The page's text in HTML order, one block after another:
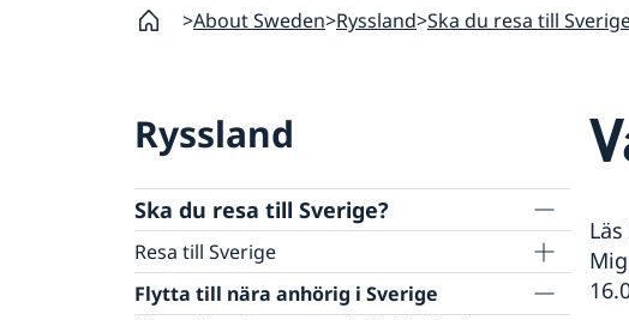
About Sweden Ryssland Ska du resa till
Ryssland
Ska du resa till Sverige?
Resa till Sverige
Basfakta
Söka visum
Flytta till nära anhörig i Sverige